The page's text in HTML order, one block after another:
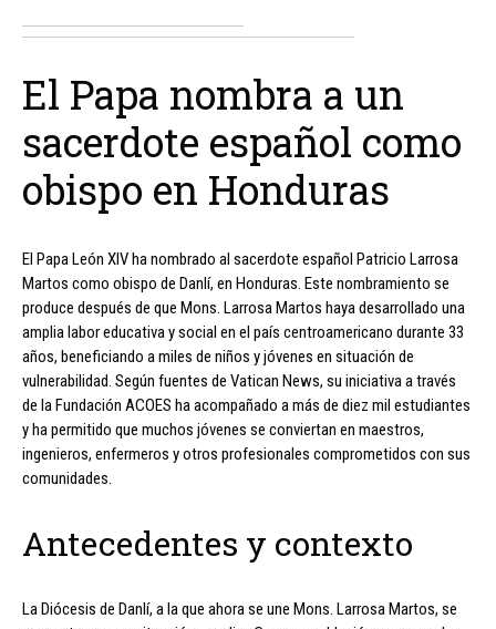
El Papa nombra a un
sacerdote español como
obispo en Honduras
El Papa León XIV ha nombrado al sacerdote español Patricio Larrosa
Martos como obispo de Danlí, en Honduras. Este nombramiento se
produce después de que Mons. Larrosa Martos haya desarrollado una
amplia labor educativa y social en el país centroamericano durante 33
años, beneficiando a miles de niños y jóvenes en situación de
vulnerabilidad. Según fuentes de Vatican News, su iniciativa a través
de la Fundación ACOES ha acompañado a más de diez mil estudiantes
y ha permitido que muchos jóvenes se conviertan en maestros,
ingenieros, enfermeros y otros profesionales comprometidos con sus
comunidades.
Antecedentes y contexto
La Diócesis de Danlí, a la que ahora se une Mons. Larrosa Martos, se